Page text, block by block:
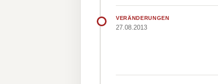
VERÄNDERUNGEN
27.08.2013